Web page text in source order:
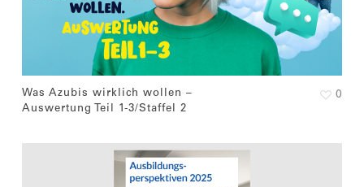
Was Azubis wirklich wollen –
Auswertung Teil 1-3/Staffel 2
0